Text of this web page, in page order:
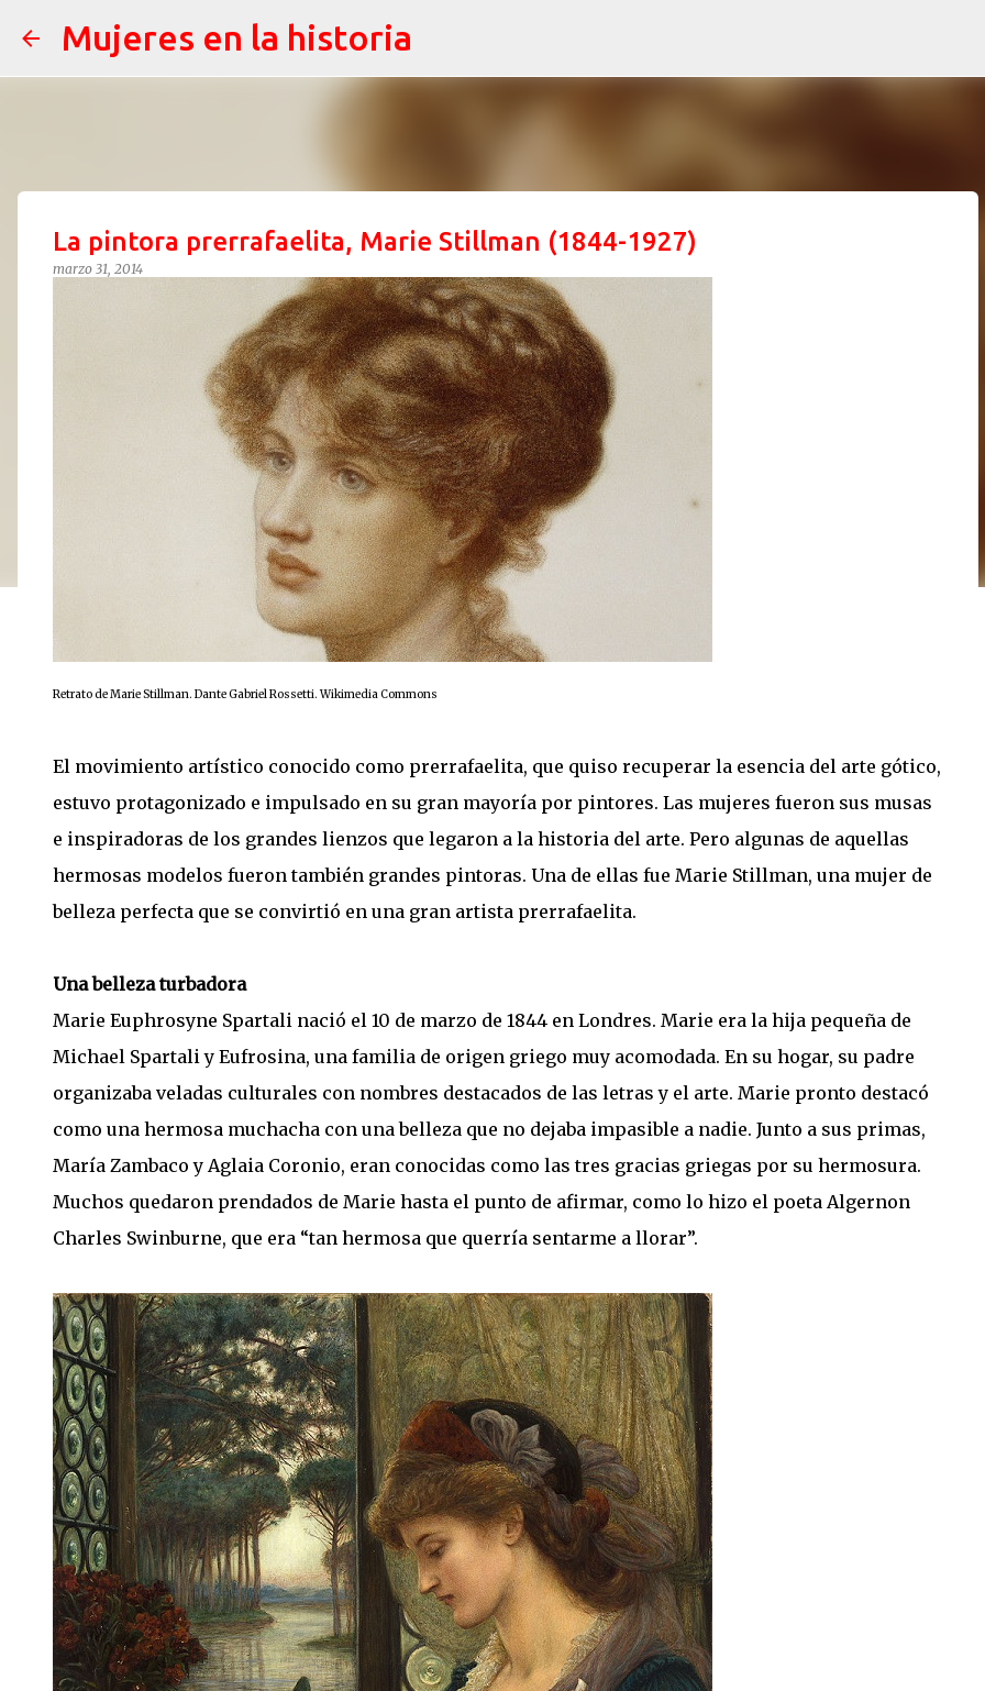
Mujeres en la historia
La pintora prerrafaelita, Marie Stillman (1844-1927)
marzo 31, 2014
Retrato de Marie Stillman. Dante Gabriel Rossetti. Wikimedia Commons
El movimiento artístico conocido como prerrafaelita, que quiso recuperar la esencia del arte gótico,
estuvo protagonizado e impulsado en su gran mayoría por pintores. Las mujeres fueron sus musas
e inspiradoras de los grandes lienzos que legaron a la historia del arte. Pero algunas de aquellas
hermosas modelos fueron también grandes pintoras. Una de ellas fue Marie Stillman, una mujer de
belleza perfecta que se convirtió en una gran artista prerrafaelita.
Una belleza turbadora
Marie Euphrosyne Spartali nació el 10 de marzo de 1844 en Londres. Marie era la hija pequeña de
Michael Spartali y Eufrosina, una familia de origen griego muy acomodada. En su hogar, su padre
organizaba veladas culturales con nombres destacados de las letras y el arte. Marie pronto destacó
como una hermosa muchacha con una belleza que no dejaba impasible a nadie. Junto a sus primas,
María Zambaco y Aglaia Coronio, eran conocidas como las tres gracias griegas por su hermosura.
Muchos quedaron prendados de Marie hasta el punto de afirmar, como lo hizo el poeta Algernon
Charles Swinburne, que era “tan hermosa que querría sentarme a llorar”.